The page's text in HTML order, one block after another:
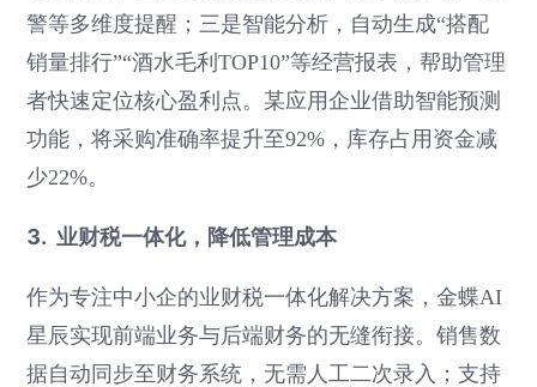
警等多维度提醒；三是智能分析，自动生成“搭配
销量排行”“酒水毛利TOP10”等经营报表，帮助管理
者快速定位核心盈利点。某应用企业借助智能预测
功能，将采购准确率提升至92%，库存占用资金减
少22%。
3. 业财税一体化，降低管理成本
作为专注中小企的业财税一体化解决方案，金蝶AI
星辰实现前端业务与后端财务的无缝衔接。销售数
据自动同步至财务系统，无需人工二次录入；支持